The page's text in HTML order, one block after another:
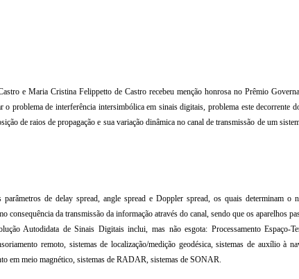
e Maria Cristina Felippetto de Castro recebeu menção honrosa no Prêmio
o problema de interferência intersimbólica em sinais digitais, problema este decorrente
de raios de propagação e sua variação dinâmica no canal de transmissão de um
parâmetros de delay spread, angle spread e Doppler spread, os quais determinam o
da transmissão da informação através do canal, sendo que os aparelhos
Autodidata de Sinais Digitais inclui, mas não esgota: Processamento Espaço-
remoto, sistemas de localização/medição geodésica, sistemas de auxílio à
em meio magnético, sistemas de RADAR, sistemas de SONAR.